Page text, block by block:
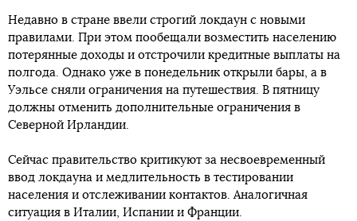
Недавно в стране ввели строгий локдаун с новыми
правилами. При этом пообещали возместить населению
потерянные доходы и отстрочили кредитные выплаты на
полгода. Однако уже в понедельник открыли бары, а в
Уэльсе сняли ограничения на путешествия. В пятницу
должны отменить дополнительные ограничения в
Северной Ирландии.
Сейчас правительство критикуют за несвоевременный
ввод локдауна и медлительность в тестировании
населения и отслеживании контактов. Аналогичная
ситуация в Италии, Испании и Франции.